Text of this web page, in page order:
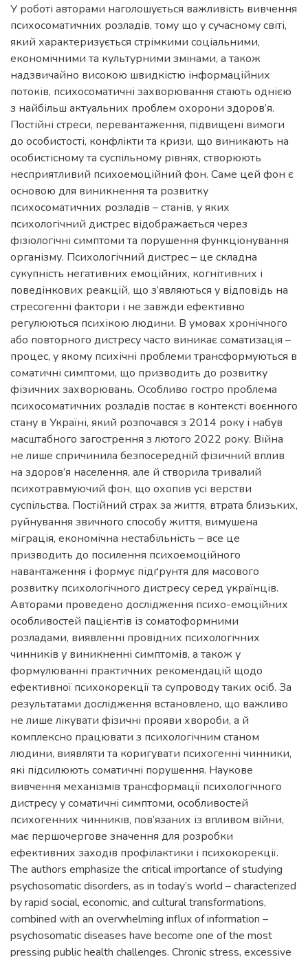
У роботі авторами наголошується важливість вивчення
психосоматичних розладів, тому що у сучасному світі,
який характеризується стрімкими соціальними,
економічними та культурними змінами, а також
надзвичайно високою швидкістю інформаційних
потоків, психосоматичні захворювання стають однією
з найбільш актуальних проблем охорони здоров’я.
Постійні стреси, перевантаження, підвищені вимоги
до особистості, конфлікти та кризи, що виникають на
особистісному та суспільному рівнях, створюють
несприятливий психоемоційний фон. Саме цей фон є
основою для виникнення та розвитку
психосоматичних розладів – станів, у яких
психологічний дистрес відображається через
фізіологічні симптоми та порушення функціонування
організму. Психологічний дистрес – це складна
сукупність негативних емоційних, когнітивних і
поведінкових реакцій, що з’являються у відповідь на
стресогенні фактори і не завжди ефективно
регулюються психікою людини. В умовах хронічного
або повторного дистресу часто виникає соматизація –
процес, у якому психічні проблеми трансформуються в
соматичні симптоми, що призводить до розвитку
фізичних захворювань. Особливо гостро проблема
психосоматичних розладів постає в контексті воєнного
стану в Україні, який розпочався з 2014 року і набув
масштабного загострення з лютого 2022 року. Війна
не лише спричинила безпосередній фізичний вплив
на здоров’я населення, але й створила тривалий
психотравмуючий фон, що охопив усі верстви
суспільства. Постійний страх за життя, втрата близьких,
руйнування звичного способу життя, вимушена
міграція, економічна нестабільність – все це
призводить до посилення психоемоційного
навантаження і формує підґрунтя для масового
розвитку психологічного дистресу серед українців.
Авторами проведено дослідження психо-емоційних
особливостей пацієнтів із соматоформними
розладами, виявленні провідних психологічних
чинників у виникненні симптомів, а також у
формулюванні практичних рекомендацій щодо
ефективної психокорекції та супроводу таких осіб. За
результатами дослідження встановлено, що важливо
не лише лікувати фізичні прояви хвороби, а й
комплексно працювати з психологічним станом
людини, виявляти та коригувати психогенні чинники,
які підсилюють соматичні порушення. Наукове
вивчення механізмів трансформації психологічного
дистресу у соматичні симптоми, особливостей
психогенних чинників, пов’язаних із впливом війни,
має першочергове значення для розробки
ефективних заходів профілактики і психокорекції.
The authors emphasize the critical importance of studying
psychosomatic disorders, as in today’s world – characterized
by rapid social, economic, and cultural transformations,
combined with an overwhelming influx of information –
psychosomatic diseases have become one of the most
pressing public health challenges. Chronic stress, excessive